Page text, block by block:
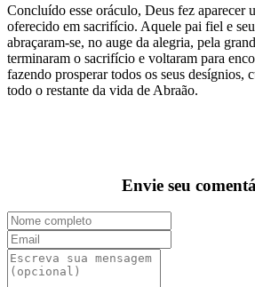
Concluído esse oráculo, Deus fez aparecer
oferecido em sacrifício. Aquele pai fiel e
abraçaram-se, no auge da alegria, pela
terminaram o sacrifício e voltaram para
fazendo prosperar todos os seus desígnios,
todo o restante da vida de Abraão.
Envie seu